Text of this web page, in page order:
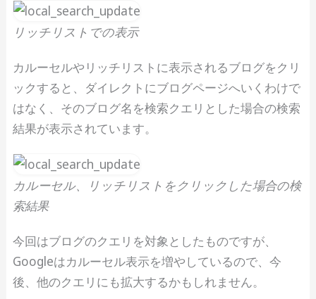
リッチリストでの表示
カルーセルやリッチリストに表示されるブログをクリ
ックすると、ダイレクトにブログページへいくわけで
はなく、そのブログ名を検索クエリとした場合の検索
結果が表示されています。
カルーセル、リッチリストをクリックした場合の検
索結果
今回はブログのクエリを対象としたものですが、
Googleはカルーセル表示を増やしているので、今
後、他のクエリにも拡大するかもしれません。